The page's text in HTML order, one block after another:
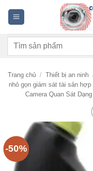
dung
Tìm
Trang chủ / Thiết bị an ninh
nhỏ gọn giám sát tài sản hợp
Camera Quan Sát
-50%